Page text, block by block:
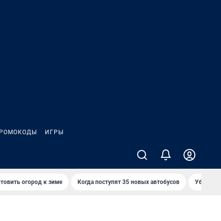
ИГРЫ
огород к зиме Когда поступят 35 новых автобусов Убийца